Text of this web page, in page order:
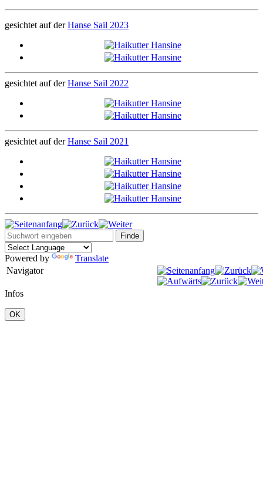
gesichtet auf derHanse Sail 2023
gesichtet auf derHanse Sail 2022
gesichtet auf derHanse Sail 2021
Powered by
Translate
Navigator
Infos
OK